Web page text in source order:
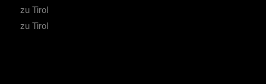
zu Tirol
zu Tirol